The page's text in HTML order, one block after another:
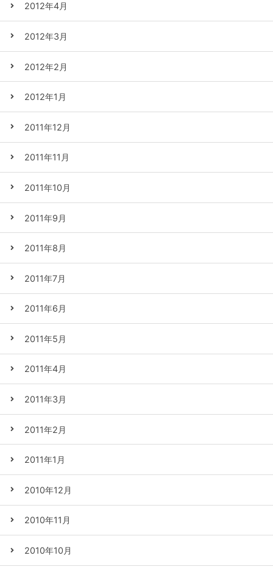
2012年4月
2012年3月
2012年2月
2012年1月
2011年12月
2011年11月
2011年10月
2011年9月
2011年8月
2011年7月
2011年6月
2011年5月
2011年4月
2011年3月
2011年2月
2011年1月
2010年12月
2010年11月
2010年10月